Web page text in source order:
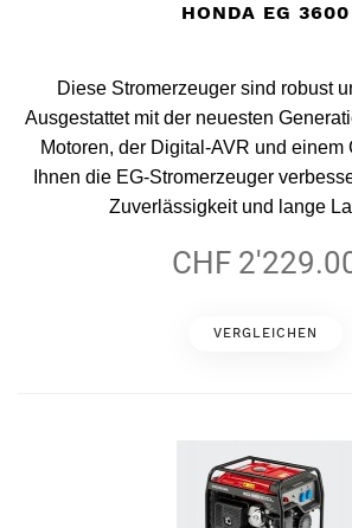
HONDA EG 3600
Diese Stromerzeuger sind robust
Ausgestattet mit der neuesten
Motoren, der Digital-AVR und einem
Ihnen die EG-Stromerzeuger
Zuverlässigkeit und lange
CHF
VERGLEICHEN